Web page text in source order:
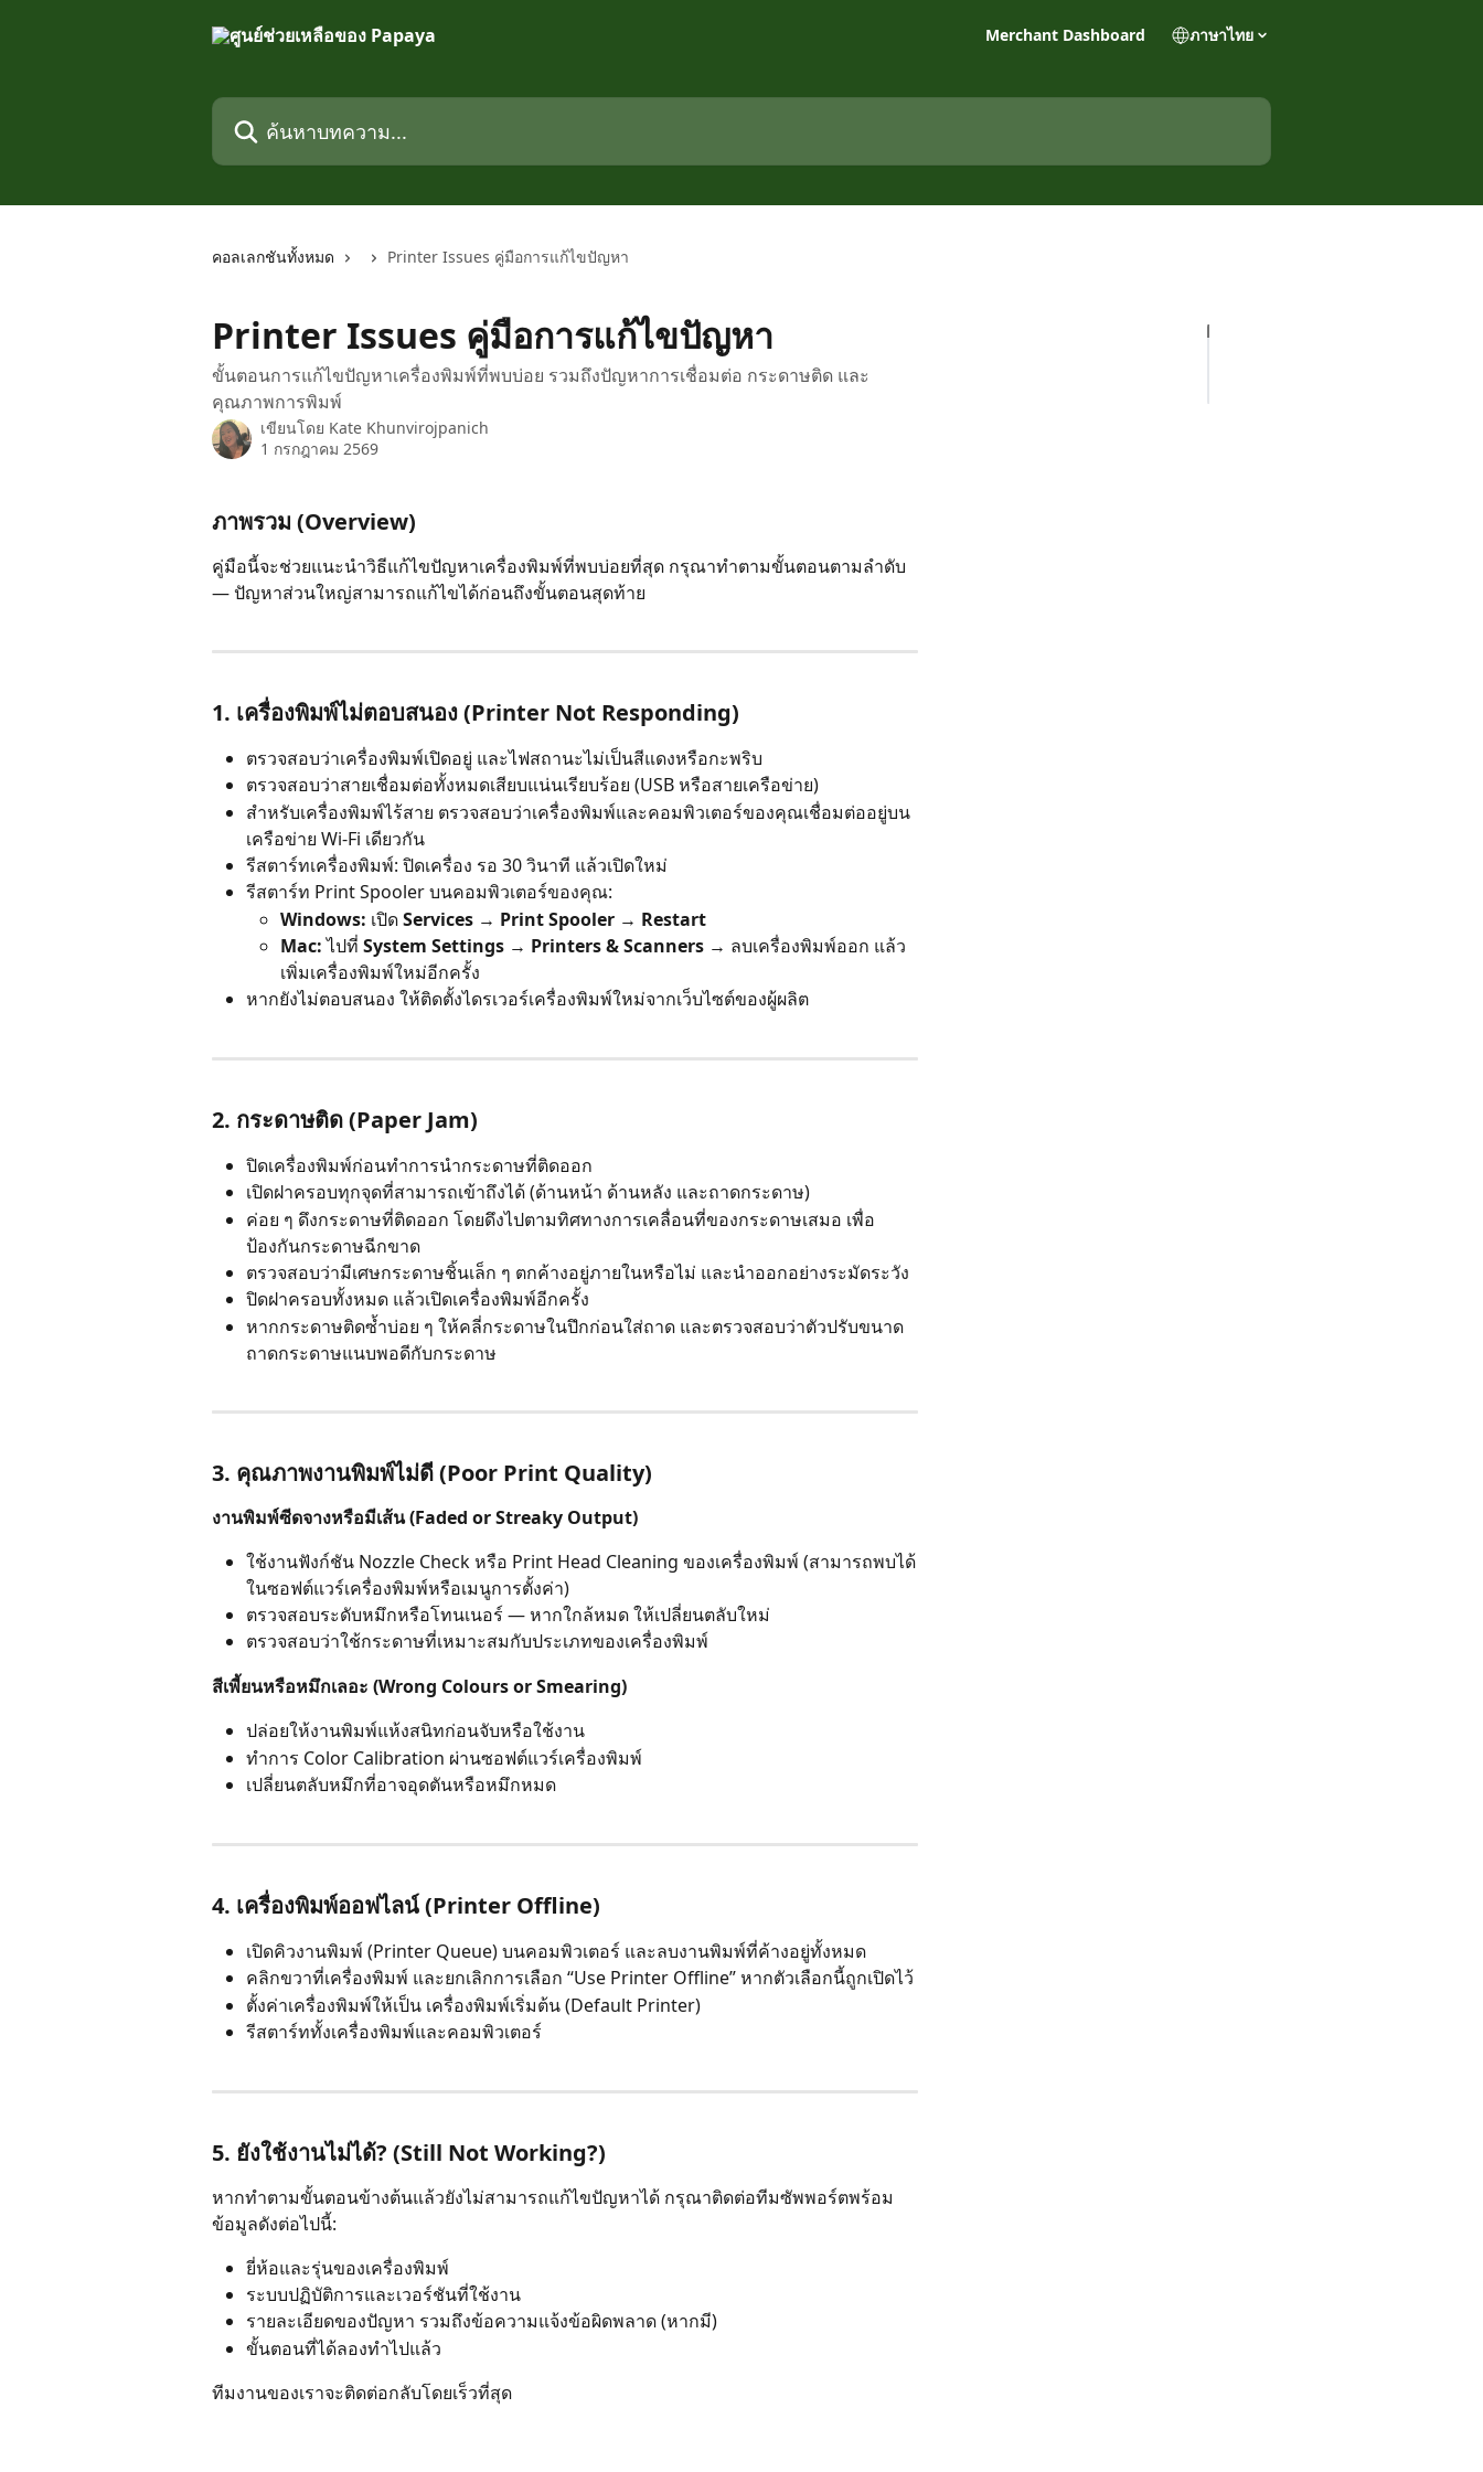
Merchant Dashboard ภาษาไทย
ค้นหาบทความ...
คอลเลกชันทั้งหมด Printer Issues คู่มือการแก้ไขปัญหา
Printer Issues คู่มือการแก้ไขปัญหา
ขั้นตอนการแก้ไขปัญหาเครื่องพิมพ์ที่พบบ่อย รวมถึงปัญหาการเชื่อมต่อ กระดาษติด และ
คุณภาพการพิมพ์
เขียนโดย Kate Khunvirojpanich
1 กรกฎาคม 2569
ภาพรวม (Overview)
คู่มือนี้จะช่วยแนะนำวิธีแก้ไขปัญหาเครื่องพิมพ์ที่พบบ่อยที่สุด กรุณาทำตามขั้นตอนตามลำดับ
— ปัญหาส่วนใหญ่สามารถแก้ไขได้ก่อนถึงขั้นตอนสุดท้าย
1. เครื่องพิมพ์ไม่ตอบสนอง (Printer Not Responding)
ตรวจสอบว่าเครื่องพิมพ์เปิดอยู่ และไฟสถานะไม่เป็นสีแดงหรือกะพริบ
ตรวจสอบว่าสายเชื่อมต่อทั้งหมดเสียบแน่นเรียบร้อย (USB หรือสายเครือข่าย)
สำหรับเครื่องพิมพ์ไร้สาย ตรวจสอบว่าเครื่องพิมพ์และคอมพิวเตอร์ของคุณเชื่อมต่ออยู่บน
เครือข่าย Wi-Fi เดียวกัน
รีสตาร์ทเครื่องพิมพ์: ปิดเครื่อง รอ 30 วินาที แล้วเปิดใหม่
รีสตาร์ท Print Spooler บนคอมพิวเตอร์ของคุณ:
Windows: เปิด Services → Print Spooler → Restart
Mac: ไปที่ System Settings → Printers & Scanners → ลบเครื่องพิมพ์ออก แล้ว
เพิ่มเครื่องพิมพ์ใหม่อีกครั้ง
หากยังไม่ตอบสนอง ให้ติดตั้งไดรเวอร์เครื่องพิมพ์ใหม่จากเว็บไซต์ของผู้ผลิต
2. กระดาษติด (Paper Jam)
ปิดเครื่องพิมพ์ก่อนทำการนำกระดาษที่ติดออก
เปิดฝาครอบทุกจุดที่สามารถเข้าถึงได้ (ด้านหน้า ด้านหลัง และถาดกระดาษ)
ค่อย ๆ ดึงกระดาษที่ติดออก โดยดึงไปตามทิศทางการเคลื่อนที่ของกระดาษเสมอ เพื่อ
ป้องกันกระดาษฉีกขาด
ตรวจสอบว่ามีเศษกระดาษชิ้นเล็ก ๆ ตกค้างอยู่ภายในหรือไม่ และนำออกอย่างระมัดระวัง
ปิดฝาครอบทั้งหมด แล้วเปิดเครื่องพิมพ์อีกครั้ง
หากกระดาษติดซ้ำบ่อย ๆ ให้คลี่กระดาษในปึกก่อนใส่ถาด และตรวจสอบว่าตัวปรับขนาด
ถาดกระดาษแนบพอดีกับกระดาษ
3. คุณภาพงานพิมพ์ไม่ดี (Poor Print Quality)
งานพิมพ์ซีดจางหรือมีเส้น (Faded or Streaky Output)
ใช้งานฟังก์ชัน Nozzle Check หรือ Print Head Cleaning ของเครื่องพิมพ์ (สามารถพบได้
ในซอฟต์แวร์เครื่องพิมพ์หรือเมนูการตั้งค่า)
ตรวจสอบระดับหมึกหรือโทนเนอร์ — หากใกล้หมด ให้เปลี่ยนตลับใหม่
ตรวจสอบว่าใช้กระดาษที่เหมาะสมกับประเภทของเครื่องพิมพ์
สีเพี้ยนหรือหมึกเลอะ (Wrong Colours or Smearing)
ปล่อยให้งานพิมพ์แห้งสนิทก่อนจับหรือใช้งาน
ทำการ Color Calibration ผ่านซอฟต์แวร์เครื่องพิมพ์
เปลี่ยนตลับหมึกที่อาจอุดตันหรือหมึกหมด
4. เครื่องพิมพ์ออฟไลน์ (Printer Offline)
เปิดคิวงานพิมพ์ (Printer Queue) บนคอมพิวเตอร์ และลบงานพิมพ์ที่ค้างอยู่ทั้งหมด
คลิกขวาที่เครื่องพิมพ์ และยกเลิกการเลือก “Use Printer Offline” หากตัวเลือกนี้ถูกเปิดไว้
ตั้งค่าเครื่องพิมพ์ให้เป็น เครื่องพิมพ์เริ่มต้น (Default Printer)
รีสตาร์ททั้งเครื่องพิมพ์และคอมพิวเตอร์
5. ยังใช้งานไม่ได้? (Still Not Working?)
หากทำตามขั้นตอนข้างต้นแล้วยังไม่สามารถแก้ไขปัญหาได้ กรุณาติดต่อทีมซัพพอร์ตพร้อม
ข้อมูลดังต่อไปนี้:
ยี่ห้อและรุ่นของเครื่องพิมพ์
ระบบปฏิบัติการและเวอร์ชันที่ใช้งาน
รายละเอียดของปัญหา รวมถึงข้อความแจ้งข้อผิดพลาด (หากมี)
ขั้นตอนที่ได้ลองทำไปแล้ว
ทีมงานของเราจะติดต่อกลับโดยเร็วที่สุด